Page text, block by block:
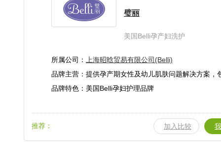
璧丽
美国Belli孕产妇洗护
所属公司：
上海昭晗贸易有限公司(Belli)
品牌主营：提供孕产期女性及幼儿肌肤问题解决方案，
系列：怀孕妈妈系列、哺乳期妈妈系列以及
品牌特色：美国Belli孕妇护理品牌
推荐： 加入比较